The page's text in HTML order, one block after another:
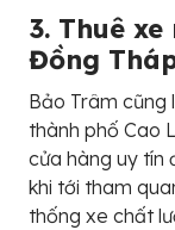
3. Thuê
Đồng
Bảo Trâm cũng
thành phố Cao
cửa hàng uy tín
khi tới tham
thống xe chất